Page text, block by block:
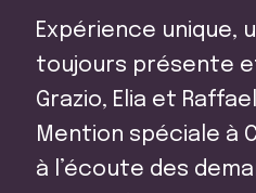
Expérience unique,
toujours présente
Grazio, Elia et
Mention spéciale à
à l’écoute des